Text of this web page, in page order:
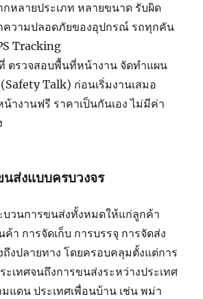
กหลายประเภท หลายขนาด รับผิด
ความปลอดภัยของอุปกรณ์ รถทุกคัน
Tracking
ตรวจสอบพื้นที่หน้างาน จัดทำแผน
Talk) ก่อนเริ่มงานเสมอ
างานฟรี ราคาเป็นกันเอง ไม่มีค่า
นส่งแบบครบวงจร
บวนการขนส่งทั้งหมดให้แก่ลูกค้า
า การจัดเก็บ การบรรจุ การจัดส่ง
ถึงปลายทาง โดยครอบคลุมตั้งแต่การ
ะเทศจนถึงการขนส่งระหว่างประเทศ
แดน ประเทศเพื่อนบ้าน เช่น พม่า